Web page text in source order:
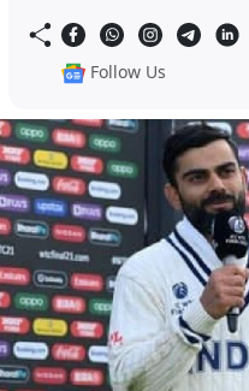
Follow Us